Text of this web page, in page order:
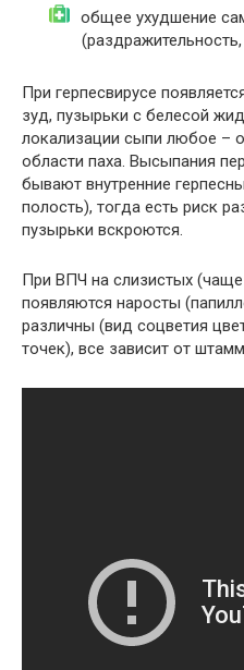
общее ухудшение
(раздражительность,
При герпесвирусе
зуд, пузырьки с белесой
локализации сыпи любое –
области паха. Высыпания
бывают внутренние
полость), тогда есть риск
пузырьки вскроются.
При ВПЧ на слизистых
появляются наросты
различны (вид соцветия
точек), все зависит от